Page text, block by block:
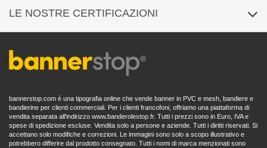
Pagamento sicuro
Domande frequenti
Note legali
CGC
Politica di cancellazione
Dichiarazione di accessibilità
LE NOSTRE CERTIFICAZIONI
bannerstop.com è una tipografia online che vende banner in PVC e mesh, bandiere e
bandierine per clienti commerciali. Per i clienti francofoni, offriamo una piattaforma di
vendita separata all'indirizzo www.banderolestop.fr. Tutti i prezzi sono in Euro, IVA e
spese di spedizione escluse. Vendita solo a persone e aziende. Tutti i diritti riservati. Si
accettano solo modifiche e correzioni. Le immagini sono solo a scopo illustrativo e
potrebbero differire dal prodotto consegnato. Tutti i nomi di marca menzionati sono